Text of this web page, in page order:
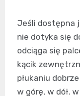
Jeśli dostępna
nie dotyka się
odciąga się
kącik
płukaniu
w górę, w dół,